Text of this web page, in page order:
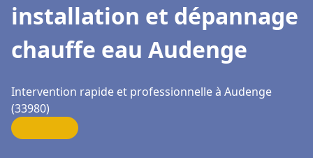
installation et dépannage
chauffe eau Audenge
Intervention rapide et professionnelle à Audenge
(33980)